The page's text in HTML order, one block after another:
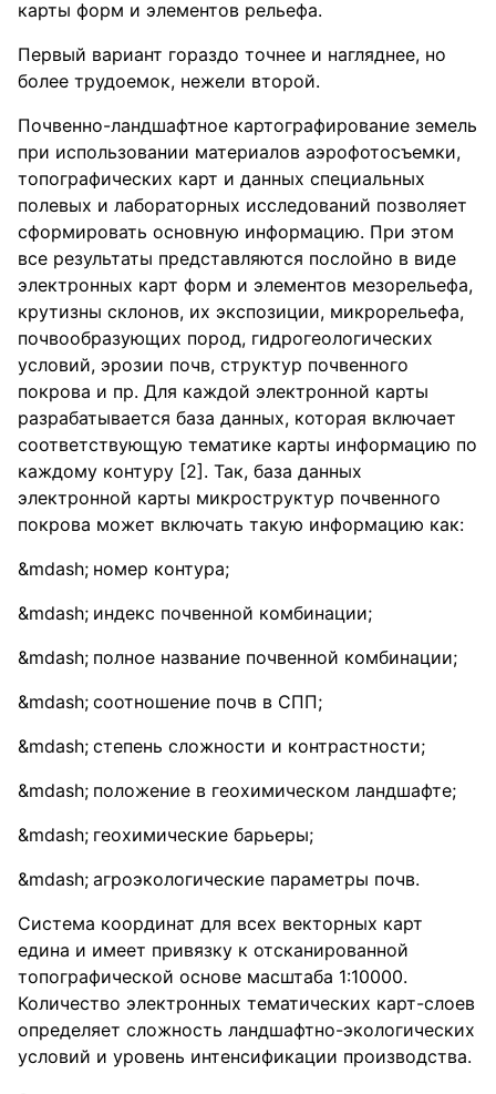
карты форм и элементов рельефа.
Первый вариант гораздо точнее и нагляднее, но
более трудоемок, нежели второй.
Почвенно-ландшафтное картографирование земель
при использовании материалов аэрофотосъемки,
топографических карт и данных специальных
полевых и лабораторных исследований позволяет
сформировать основную информацию. При этом
все результаты представляются послойно в виде
электронных карт форм и элементов мезорельефа,
крутизны склонов, их экспозиции, микрорельефа,
почвообразующих пород, гидрогеологических
условий, эрозии почв, структур почвенного
покрова и пр. Для каждой электронной карты
разрабатывается база данных, которая включает
соответствующую тематике карты информацию по
каждому контуру [2]. Так, база данных
электронной карты микроструктур почвенного
покрова может включать такую информацию как:
номер контура;
индекс почвенной комбинации;
полное название почвенной комбинации;
соотношение почв в СПП;
степень сложности и контрастности;
положение в геохимическом ландшафте;
геохимические барьеры;
агроэкологические параметры почв.
Система координат для всех векторных карт
едина и имеет привязку к отсканированной
топографической основе масштаба 1:10000.
Количество электронных тематических карт-слоев
определяет сложность ландшафтно-экологических
условий и уровень интенсификации производства.